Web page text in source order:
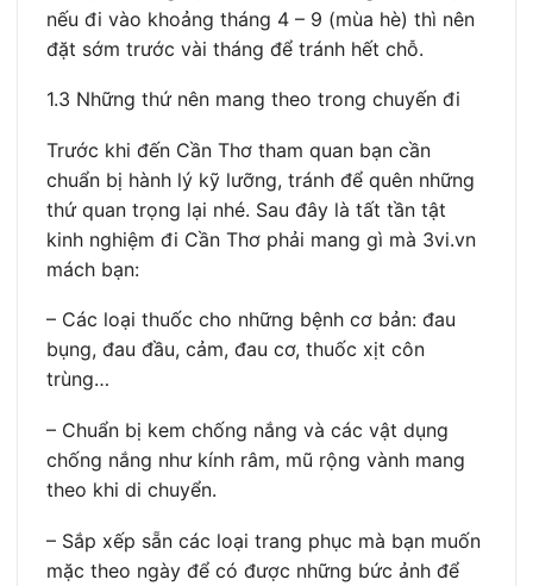
nếu đi vào khoảng tháng 4 – 9 (mùa hè) thì nên
đặt sớm trước vài tháng để tránh hết chỗ.
1.3 Những thứ nên mang theo trong chuyến đi
Trước khi đến Cần Thơ tham quan bạn cần
chuẩn bị hành lý kỹ lưỡng, tránh để quên những
thứ quan trọng lại nhé. Sau đây là tất tần tật
kinh nghiệm đi Cần Thơ phải mang gì mà 3vi.vn
mách bạn:
– Các loại thuốc cho những bệnh cơ bản: đau
bụng, đau đầu, cảm, đau cơ, thuốc xịt côn
trùng…
– Chuẩn bị kem chống nắng và các vật dụng
chống nắng như kính râm, mũ rộng vành mang
theo khi di chuyển.
– Sắp xếp sẵn các loại trang phục mà bạn muốn
mặc theo ngày để có được những bức ảnh để